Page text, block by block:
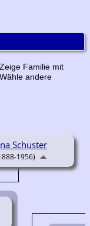
Zeige Familie mit
Wähle andere
Schuster
1956)